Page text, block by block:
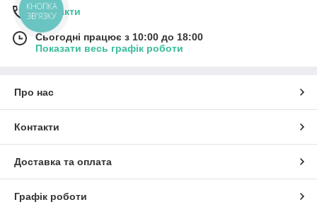
Контакти
Сьогодні працює з 10:00 до 18:00
Показати весь графік роботи
Про нас
Контакти
Доставка та оплата
Графік роботи
КНОПКА
ЗВ'ЯЗКУ